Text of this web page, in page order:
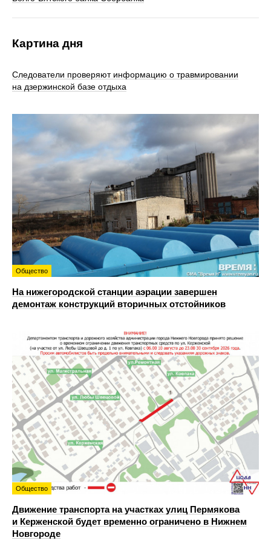
Картина дня
Следователи проверяют информацию о травмировании
на дзержинской базе отдыха
Общество
На нижегородской станции аэрации завершен
демонтаж конструкций вторичных отстойников
Общество
Движение транспорта на участках улиц Пермякова
и Керженской будет временно ограничено в Нижнем
Новгороде